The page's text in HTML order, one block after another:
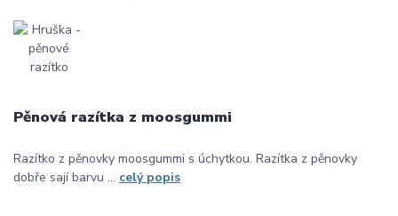
Pěnová razítka z moosgummi
Razítko z pěnovky moosgummi s úchytkou. Razítka z pěnovky
dobře sají barvu ... celý popis